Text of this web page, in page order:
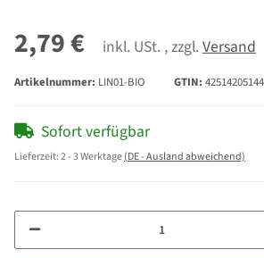
2,79 € inkl. USt. , zzgl. Versand
Artikelnummer: LIN01-BIO GTIN:
Sofort verfügbar
Lieferzeit:2 - 3 Werktage(DE - Ausland abweichend)